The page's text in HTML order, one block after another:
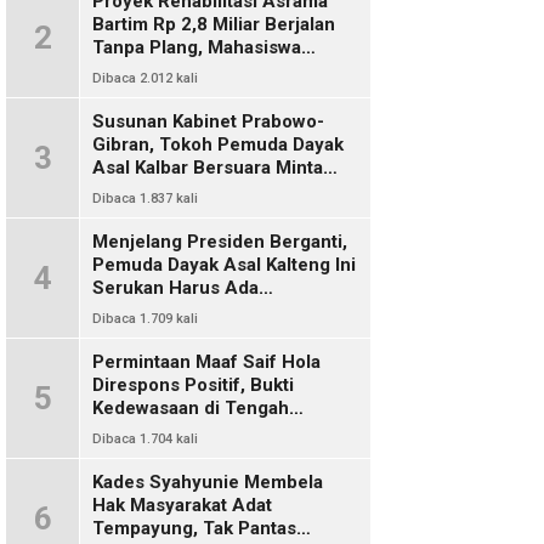
2
Bartim Rp 2,8 Miliar Berjalan
Tanpa Plang, Mahasiswa
Pertanyakan Transparansi
Dibaca 2.012 kali
3
Susunan Kabinet Prabowo-
Gibran, Tokoh Pemuda Dayak
Asal Kalbar Bersuara Minta
Harus Ada Representasi Dari
Dibaca 1.837 kali
4
Menjelang Presiden Berganti,
Pemuda Dayak Asal Kalteng Ini
Serukan Harus Ada
Keterwakilan Bangsa Dayak
Dibaca 1.709 kali
5
Permintaan Maaf Saif Hola
Direspons Positif, Bukti
Kedewasaan di Tengah
Polemik Konten
Dibaca 1.704 kali
6
Kades Syahyunie Membela
Hak Masyarakat Adat
Tempayung, Tak Pantas